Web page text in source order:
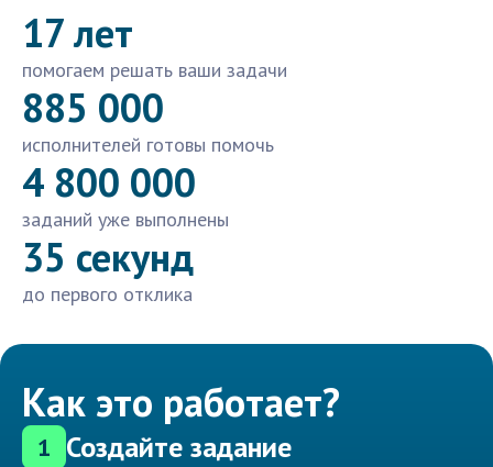
17 лет
помогаем решать ваши задачи
885 000
исполнителей готовы помочь
4 800 000
заданий уже выполнены
35 секунд
до первого отклика
Как это работает?
1 Создайте задание